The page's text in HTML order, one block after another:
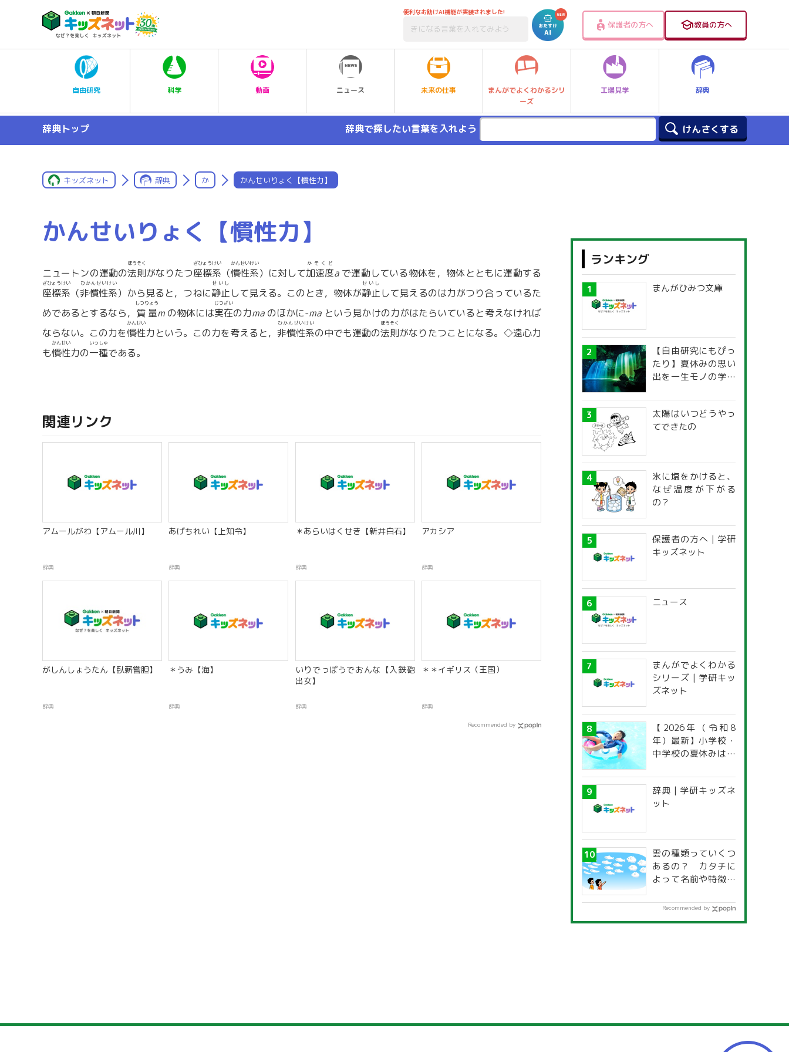
便利なお助けAI機能が実装されました!
保護者の方へ 教員の方へ
自由研究 科学 動画 ニュース 未来の仕事
まんがでよくわかるシリ
ーズ
工場見学 辞典
辞典トップ 辞典で探したい言葉を入れよう
キッズネット 辞典 か かんせいりょく【慣性力】
かんせいりょく【慣性力】
ニュートンの運動の法則
ほうそく
がなりたつ座標系
ざひょうけい
（慣性系
かんせいけい
）に対して加速度
かそくど
a で運動している物体を，物体とともに運動する
座標系
ざひょうけい
（非慣性系
ひかんせいけい
）から見ると，つねに静止
せいし
して見える。このとき，物体が静止
せいし
して見えるのは力がつり合っているた
めであるとするなら， 質量
しつりょう
m の物体には実在
じつざい
の力ma のほかに-ma という見かけの力がはたらいていると考えなければ
ならない。この力を慣性
かんせい
力という。この力を考えると， 非慣性系
ひかんせいけい
の中でも運動の法則
ほうそく
がなりたつことになる。◇遠心力
も慣性
かんせい
力の一種
いっしゅ
である。
関連リンク
アムールがわ【アムール川】
辞典
あげちれい【上知令】
辞典
＊あらいはくせき【新井白石】
辞典
アカシア
辞典
がしんしょうたん【臥薪嘗胆】
辞典
＊うみ【海】
辞典
いりでっぽうでおんな【入鉄砲
出女】
辞典
＊＊イギリス（王国）
辞典
Recommended by
ランキング
まんがひみつ文庫
【自由研究にもぴっ
たり】夏休みの思い
出を一生モノの学び
探究ガイド
太陽はいつどうやっ
てできたの
氷に塩をかけると、
なぜ温度が下がる
の？
保護者の方へ | 学研
キッズネット
ニュース
まんがでよくわかる
シリーズ | 学研キッ
ズネット
【2026年（令和8
年）最新】小学校・
中学校の夏休みはい
道府県別「夏季休暇
一覧」
辞典 | 学研キッズネ
ット
雲の種類っていくつ
あるの？ カタチに
よって名前や特徴が
Recommended by